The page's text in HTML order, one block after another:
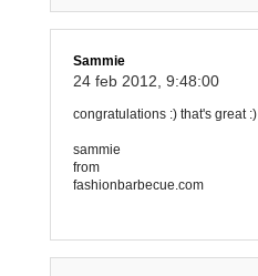
Sammie
24 feb 2012, 9:48:00
congratulations :) that's great :)
sammie
from
fashionbarbecue.com